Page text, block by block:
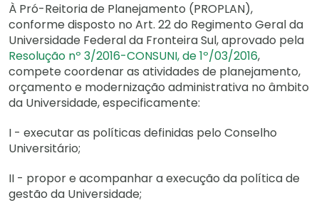
À Pró-Reitoria de Planejamento (PROPLAN),
conforme disposto no Art. 22 do Regimento Geral da
Universidade Federal da Fronteira Sul, aprovado pela
Resolução nº 3/2016-CONSUNI, de 1º/03/2016,
compete coordenar as atividades de planejamento,
orçamento e modernização administrativa no âmbito
da Universidade, especificamente:
I - executar as políticas definidas pelo Conselho
Universitário;
II - propor e acompanhar a execução da política de
gestão da Universidade;